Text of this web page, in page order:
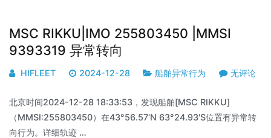
MSC RIKKU|IMO 255803450 |MMSI
9393319 异常转向
HIFLEET 2024-12-28 船舶异常行为 无评论
北京时间2024-12-28 18:33:53，发现船舶[MSC RIKKU]
（MMSI:255803450）在43°56.57'N 63°24.93'S位置有异常转
向行为。详细轨迹 …